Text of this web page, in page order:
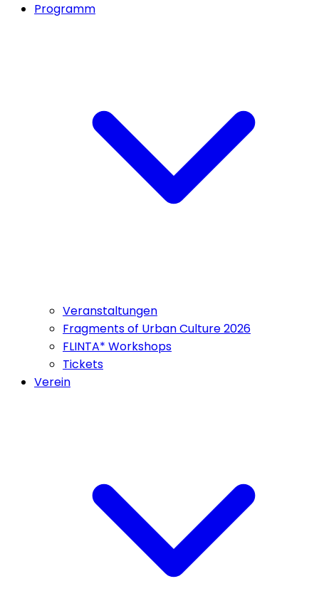
Programm
Veranstaltungen
Fragments of Urban Culture 2026
FLINTA* Workshops
Tickets
Verein